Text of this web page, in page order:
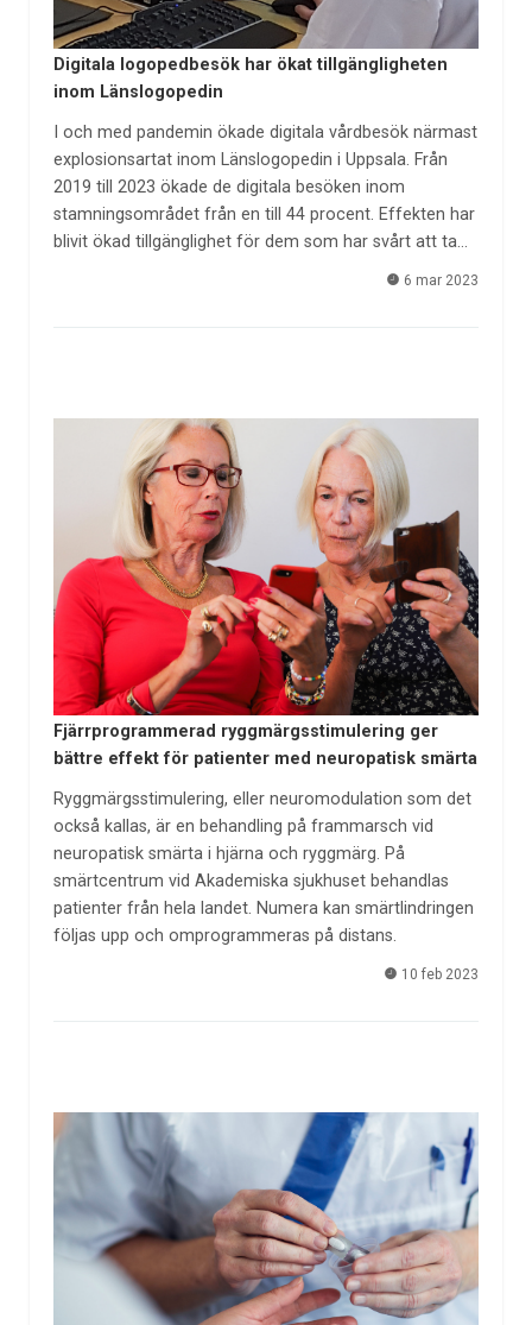
Digitala logopedbesök har ökat tillgängligheten
inom Länslogopedin
I och med pandemin ökade digitala vårdbesök närmast
explosionsartat inom Länslogopedin i Uppsala. Från
2019 till 2023 ökade de digitala besöken inom
stamningsområdet från en till 44 procent. Effekten har
blivit ökad tillgänglighet för dem som har svårt att ta…
6 mar 2023
Fjärrprogrammerad ryggmärgsstimulering ger
bättre effekt för patienter med neuropatisk smärta
Ryggmärgsstimulering, eller neuromodulation som det
också kallas, är en behandling på frammarsch vid
neuropatisk smärta i hjärna och ryggmärg. På
smärtcentrum vid Akademiska sjukhuset behandlas
patienter från hela landet. Numera kan smärtlindringen
följas upp och omprogrammeras på distans.
10 feb 2023